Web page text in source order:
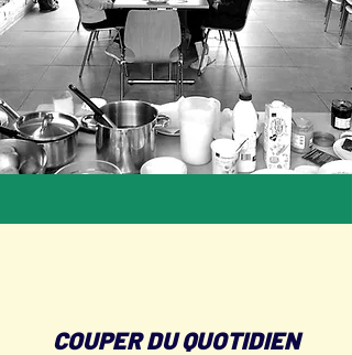
COUPER DU QUOTIDIEN